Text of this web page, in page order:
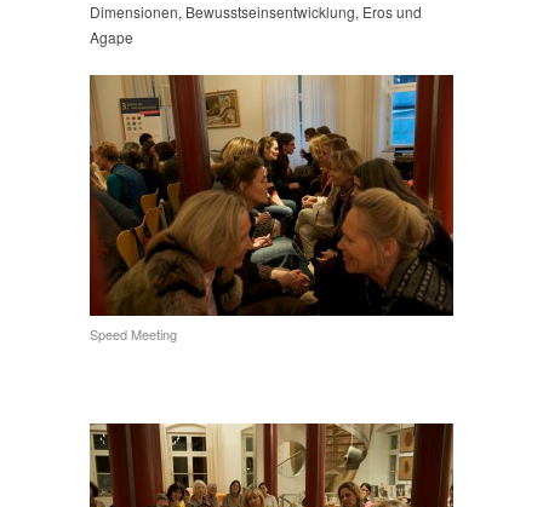
Dimensionen, Bewusstseinsentwicklung, Eros und
Agape
Speed Meeting